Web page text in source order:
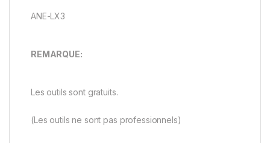
ANE-LX3
REMARQUE:
Les outils sont gratuits.
(Les outils ne sont pas professionnels)